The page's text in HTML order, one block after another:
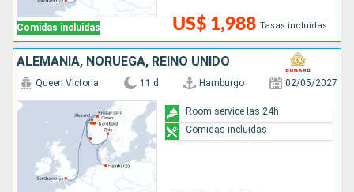
Comidas incluidas US$ 1,988 Tasas incluidas
ALEMANIA, NORUEGA, REINO UNIDO
Queen Victoria 11 d Hamburgo 02/05/2027
Room service las 24h
Comidas incluidas